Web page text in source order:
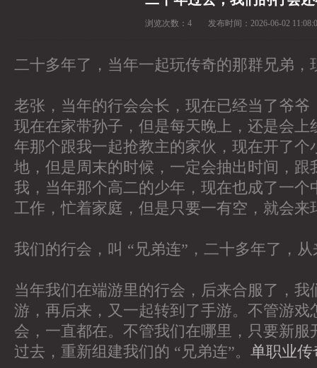
浏览次数： 4 发布时间： 2026-06-02
二十多年了，当年一起玩传奇的那群兄弟，
老张，当年的行会会长，现在已经当了爷爷
现在在家带孙子，但是每天晚上，还是会上
年那个跟我一起抢教主的家伙，现在开了个
地，但是周末的时候，一定会抽出时间，跟
我，当年那个高二的少年，现在也成了一个
工作，忙着家庭，但是只要一有空，就会来
我们的行会，叫 “兄弟连”，二十多年了，
当年我们在端游里的行会，后来合服了，我
游，再后来，又一起转到了手游。不管游戏
会，一直都在。不管我们在哪里，只要新服
过去，重新组建我们的 “兄弟连”。 单职业传